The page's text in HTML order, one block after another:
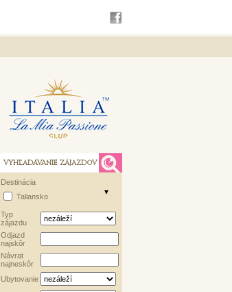
VYHĽADÁVANIE ZÁJAZDOV
Destinácia
Taliansko
Typ
zájazdu
Odjazd
najskôr
Návrat
najneskôr
Ubytovanie